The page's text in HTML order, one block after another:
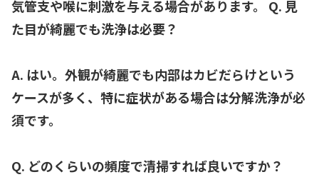
気管支や喉に刺激を与える場合があります。 Q. 見
た目が綺麗でも洗浄は必要？
A. はい。外観が綺麗でも内部はカビだらけという
ケースが多く、特に症状がある場合は分解洗浄が必
須です。
Q. どのくらいの頻度で清掃すれば良いですか？